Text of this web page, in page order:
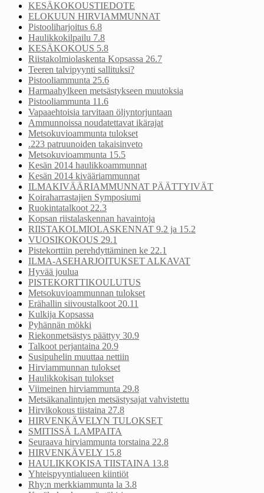
KESÄKOKOUSTIEDOTE
ELOKUUN HIRVIAMMUNNAT
Pistooliharjoitus 6.8
Haulikkokilpailu 7.8
KESÄKOKOUS 5.8
Riistakolmiolaskenta Kopsassa 26.7
Teeren talvipyynti sallituksi?
Pistooliammunta 25.6
Harmaahylkeen metsästykseen muutoksia
Pistooliammunta 11.6
Vapaaehtoisia tarvitaan öljyntorjuntaan
Ammunnoissa noudatettavat ikärajat
Metsokuvioammunta tulokset
.223 patruunoiden takaisinveto
Metsokuvioammunta 15.5
Kesän 2014 haulikkoammunnat
Kesän 2014 kivääriammunnat
ILMAKIVÄÄRIAMMUNNAT PÄÄTTYIVÄT
Koiraharrastajien Symposiumi
Ruokintatalkoot 22.3
Kopsan riistalaskennan havaintoja
RIISTAKOLMIOLASKENNAT 9.2 ja 15.2
VUOSIKOKOUS 29.1
Pistekorttiin perehdyttäminen ke 22.1
ILMA-ASEHARJOITUKSET ALKAVAT
Hyvää joulua
PISTEKORTTIKOULUTUS
Metsokuvioammunnan tulokset
Erähallin siivoustalkoot 20.11
Kulkija Kopsassa
Pyhännän mökki
Riekonmetsästys päättyy 30.9
Talkoot perjantaina 20.9
Susipuhelin muuttaa nettiin
Hirviammunnan tulokset
Haulikkokisan tulokset
Viimeinen hirviammunta 29.8
Metsäkanalintujen metsästysajat vahvistettu
Hirvikokous tiistaina 27.8
HIRVENKÄVELYN TULOKSET
SMITISSÄ LAMPAITA
Seuraava hirviammunta torstaina 22.8
HIRVENKÄVELY 15.8
HAULIKKOKISA TIISTAINA 13.8
Yhteispyyntialueen kiintiöt
Rhy:n merkkiammunta la 3.8